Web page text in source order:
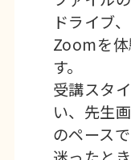
ドライブ
Zoomを
す。
受講スタ
い、先生
のペース